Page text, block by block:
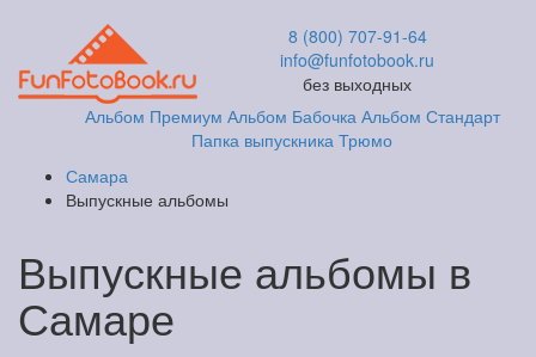
8 (800) 707-91-64
info@funfotobook.ru
без выходных
Альбом Премиум Альбом Бабочка Альбом Стандарт
Папка выпускника Трюмо
Самара
Выпускные альбомы
Выпускные альбомы в
Самаре